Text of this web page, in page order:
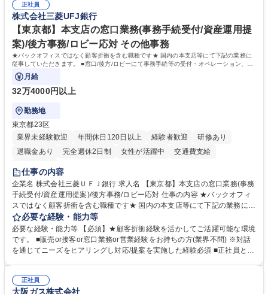
道路施設や道路工事現場の見学ツアー事業 ※入社後は上記いずれかの部門
へ配属。※業務内容変更の範囲：会社の定める業務 募集職種 【都庁グル
ープ】総合職（事務）◇残業月平均9時間未満／有給年平均16日取得
部門など多岐に渡る業務を経験できます。 ■様々なプロジェクト：駐車場
事業の他、新宿駅西口広場内に設置された照明を兼ねた広告「ブライトサ
イン」の管理運営を行うなど、事業収益を生み出す活動を積極的に行って
います。 学歴・資格 学歴：大学院 大学 高専 短大 専修学校 高校 語学力：
資格：
正社員
株式会社三菱UFJ銀行
【東京都】本支店の窓口業務(事務手続受付/資産運用提
案)/後方事務/ロビー応対 その他事務
★バックオフィスではなく顧客折衝を含む職種です★ 国内の本支店等にて下記の業務に
従事していただきます。 ■窓口/後方/ロビーにて事務手続等の受付・オペレーション、お
客様対応
月給
32万4000円以上
勤務地
東京都23区
業界未経験歓迎
年間休日120日以上 経験者歓迎
研修あり
退職金あり
完全週休2日制 女性が活躍中
交通費支給
土日祝休み
仕事の内容
企業名 株式会社三菱ＵＦＪ銀行 求人名 【東京都】本支店の窓口業務(事務
手続受付/資産運用提案)/後方事務/ロビー応対 仕事の内容 ★バックオフィ
スではなく顧客折衝を含む職種です★ 国内の本支店等にて下記の業務に従
事していただきます。 ■窓口/後方/ロビーにて事務手続等の受付・オペレ
ーション、お客様対応 ■窓口にて、ご来店された個人のお客様に対して金
融商品のご提案 ■効率的な事務運用の検討・構築等 ≪業務紹介：ご応募前
に必ずご覧ください≫ ※記事 https://www.mysite.bk.mufg.jp/career/circle/
必要な経験・能力等
必要な経験・能力等 【必須】★顧客折衝経験を活かしてご活躍可能な環境
です。 ■販売or接客or窓口業務or営業経験をお持ちの方(業界不問) ※対話
を通じてニーズをヒアリングし対応/提案を実施した経験必須 ■正社員とし
るので安心して入行いただけます。 幅広いキャリアの選択肢があり、公募
正社員
大阪ガス株式会社